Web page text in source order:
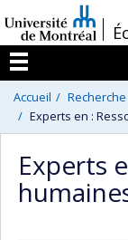
au
contenu
/
Menu
Accueil
Experts en :
Experts